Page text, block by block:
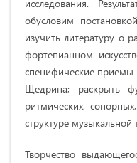
исследования.
обусловим
изучить литературу о
фортепианном
специфические приемы
Щедрина; раскрыть
ритмических,
структуре музыкальной
Творчество